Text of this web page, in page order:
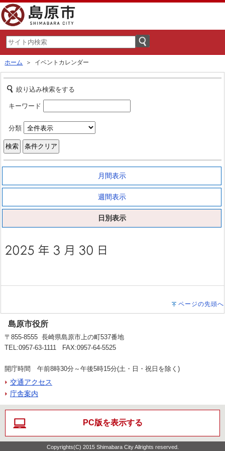
ホーム ＞ イベントカレンダー
絞り込み検索をする
キーワード
分類
月間表示
週間表示
日別表示
ページの先頭へ
島原市役所
〒855-8555 長崎県島原市上の町537番地
TEL:0957-63-1111 FAX:0957-64-5525
開庁時間 午前8時30分～午後5時15分(土・日・祝日を除く)
交通アクセス
庁舎案内
PC版を表示する
Copyrights(C) 2015 Shimabara City Allrights reserved.